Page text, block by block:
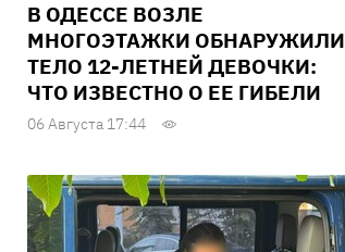
В ОДЕССЕ ВОЗЛЕ
МНОГОЭТАЖКИ ОБНАРУЖИЛИ
ТЕЛО 12-ЛЕТНЕЙ ДЕВОЧКИ:
ЧТО ИЗВЕСТНО О ЕЕ ГИБЕЛИ
06 Августа 17:44